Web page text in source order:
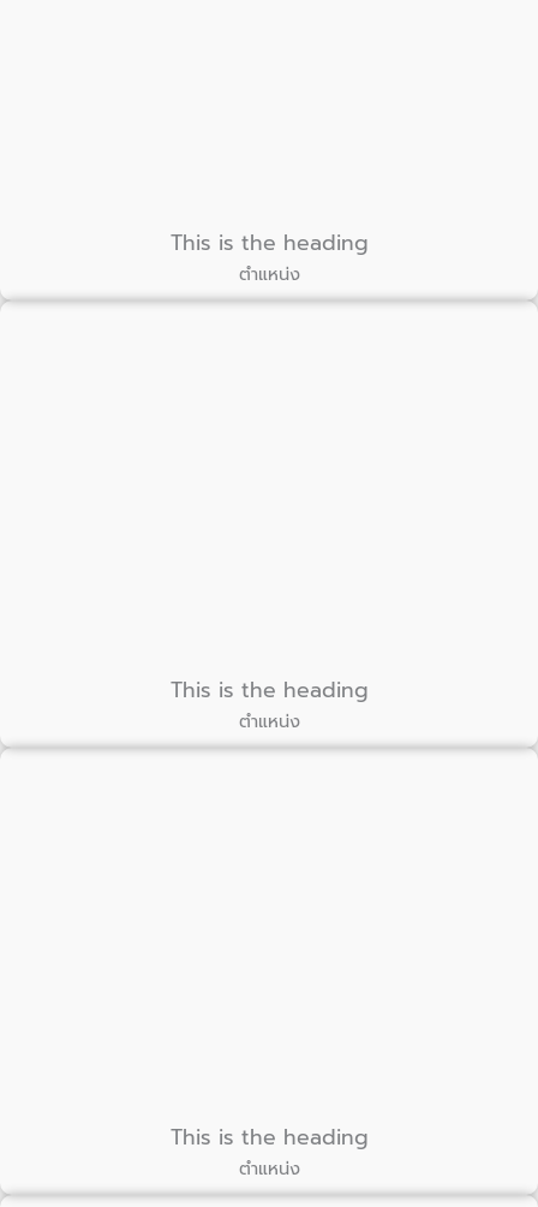
This is the heading
ตำแหน่ง
This is the heading
ตำแหน่ง
This is the heading
ตำแหน่ง